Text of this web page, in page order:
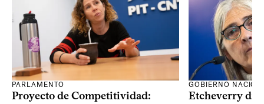
PARLAMENTO
Proyecto de Competitividad:
GOBIERNO
Etcheverry